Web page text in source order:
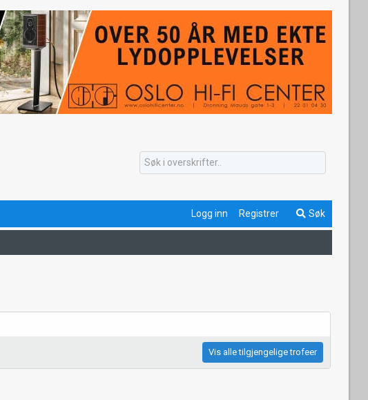
Logg inn Registrer Søk
Vis alle tilgjengelige trofeer